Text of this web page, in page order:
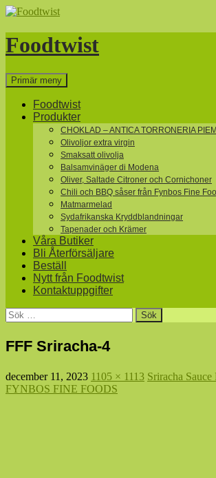
Hoppa
innehåll
Foodtwist
Sök
Primär meny
Foodtwist
Produkter
CHOKLAD – ANTICA TORRONERIA
Olivoljor extra virgin
Smaksatt olivolja
Balsamvinäger di Modena
Oliver, Saltade Citroner och Cornichoner
Chili och BBQ såser från Fynbos Fine
Matmarmelad
Sydafrikanska Kryddblandningar
Tapenader och Krämer
Våra Butiker
Bli Återförsäljare
Beställ
Nytt från Foodtwist
Kontaktuppgifter
Sök
efter:
FFF Sriracha-4
december 11, 2023 1105 × 1113 Sriracha
FYNBOS FINE FOODS